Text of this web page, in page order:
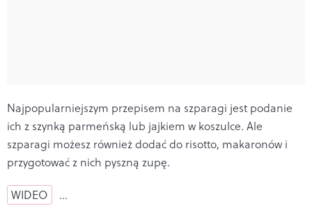
Najpopularniejszym przepisem na szparagi jest podanie
ich z szynką parmeńską lub jajkiem w koszulce. Ale
szparagi możesz również dodać do risotto, makaronów i
przygotować z nich pyszną zupę.
WIDEO …